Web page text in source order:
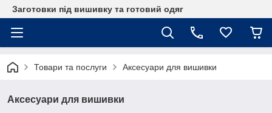
Заготовки під вишивку та готовий одяг
Товари та послуги Аксесуари для вишивки
Аксесуари для вишивки